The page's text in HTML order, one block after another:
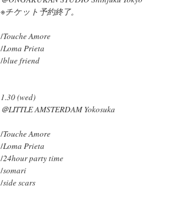
※チケット予約終了。
/Touche Amore
/Loma Prieta
/blue friend
1.30 (wed)
＠LITTLE AMSTERDAM Yokosuka
/Touche Amore
/Loma Prieta
/24hour party time
/somari
/side scars